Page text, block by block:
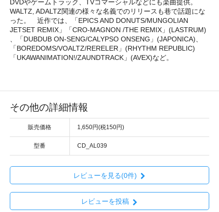
DVDやゲームトラック、TVコマーシャルなどにも楽曲提供。
WALTZ, ADALTZ関連の様々な名義でのリリースも巷で話題にな
った。 近作では、「EPICS AND DONUTS/MUNGOLIAN
JETSET REMIX」「CRO-MAGNON /THE REMIX」(LASTRUM)
、「DUBDUB ON-SENG/CALYPSO ONSENG」(JAPONICA)、
「BOREDOMS/VOALTZ/RERELER」(RHYTHM REPUBLIC)
「UKAWANIMATION!/ZAUNDTRACK」(AVEX)など。
その他の詳細情報
販売価格 1,650円(税150円)
型番 CD_AL039
レビューを見る(0件)
レビューを投稿